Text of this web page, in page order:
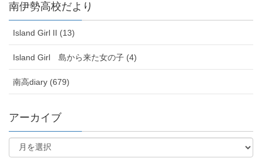
南伊勢高校だより
Island Girl II (13)
Island Girl 島から来た女の子 (4)
南高diary (679)
アーカイブ